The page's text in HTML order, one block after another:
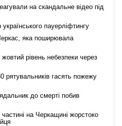
на скандальне відео під
пауерліфтингу
яка поширювала
рівень небезпеки через
рятувальників гасять пожежу
до смерті побив
на Черкащині жорстоко